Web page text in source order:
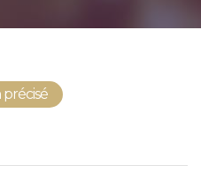
précisé